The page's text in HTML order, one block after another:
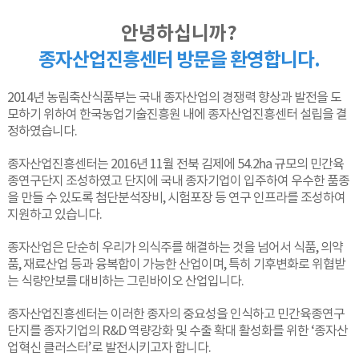
안녕하십니까?
종자산업진흥센터 방문을 환영합니다.
2014년 농림축산식품부는 국내 종자산업의 경쟁력 향상과 발전을 도
모하기 위하여 한국농업기술진흥원 내에 종자산업진흥센터 설립을 결
정하였습니다.
종자산업진흥센터는 2016년 11월 전북 김제에 54.2ha 규모의 민간육
종연구단지 조성하였고 단지에 국내 종자기업이 입주하여 우수한 품종
을 만들 수 있도록 첨단분석장비, 시험포장 등 연구 인프라를 조성하여
지원하고 있습니다.
종자산업은 단순히 우리가 의식주를 해결하는 것을 넘어서 식품, 의약
품, 재료산업 등과 융복합이 가능한 산업이며, 특히 기후변화로 위협받
는 식량안보를 대비하는 그린바이오 산업입니다.
종자산업진흥센터는 이러한 종자의 중요성을 인식하고 민간육종연구
단지를 종자기업의 R&D 역량강화 및 수출 확대 활성화를 위한 ‘종자산
업혁신 클러스터’로 발전시키고자 합니다.